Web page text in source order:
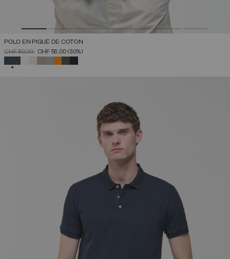
POLO EN PIQUÉ DE COTON
PRIX RÉDUIT DE
CHF 80,00ÀCHF 56,00(30%)